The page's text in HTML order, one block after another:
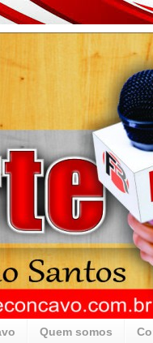
Quem somos